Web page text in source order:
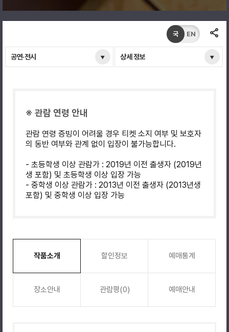
공연·전시 상세 정보
국 EN
※ 관람 연령 안내
관람 연령 증빙이 어려울 경우 티켓 소지 여부 및 보호자
의 동반 여부와 관계 없이 입장이 불가능합니다.
- 초등학생 이상 관람가 : 2019년 이전 출생자 (2019년
생 포함) 및 초등학생 이상 입장 가능
- 중학생 이상 관람가 : 2013년 이전 출생자 (2013년생
포함) 및 중학생 이상 입장 가능
작품소개 할인정보 예매통계
장소안내 관람평(0) 예매안내